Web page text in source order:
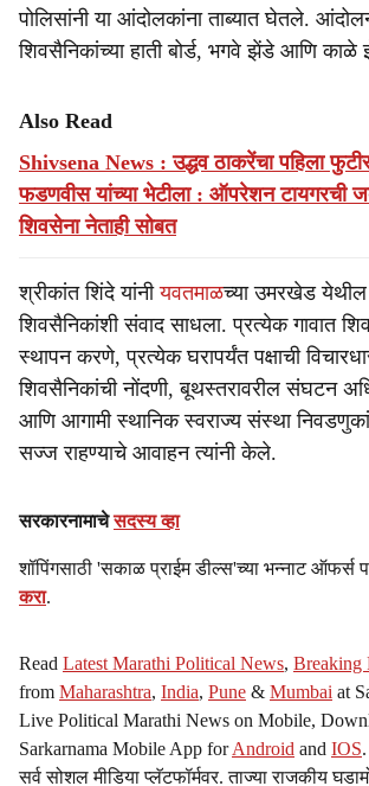
पोलिसांनी या आंदोलकांना ताब्यात घेतले.
शिवसैनिकांच्या हाती बोर्ड, भगवे झेंडे आणि काळे
Also Read
Shivsena News : उद्धव ठाकरेंचा पहिला
फडणवीस यांच्या भेटीला : ऑपरेशन टायगरची
शिवसेना नेताही सोबत
श्रीकांत शिंदे यांनीयवतमाळच्या उमरखेड येथील
शिवसैनिकांशी संवाद साधला. प्रत्येक गावात
स्थापन करणे, प्रत्येक घरापर्यंत पक्षाची
शिवसैनिकांची नोंदणी, बूथस्तरावरील संघटन
आणि आगामी स्थानिक स्वराज्य संस्था
सज्ज राहण्याचे आवाहन त्यांनी केले.
सरकारनामाचेसदस्य व्हा
शॉपिंगसाठी 'सकाळ प्राईम डील्स'च्या भन्नाट ऑफर्स
करा.
Read Latest Marathi Political News, Breaking
from Maharashtra, India, Pune & Mumbai at
Live Political Marathi News on Mobile,
Sarkarnama Mobile App forAndroid and IOS
सर्व सोशल मीडिया प्लॅटफॉर्मवर. ताज्या राजकीय